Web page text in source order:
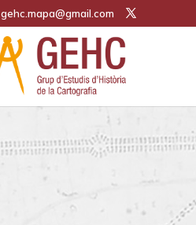
gehc.mapa@gmail.com